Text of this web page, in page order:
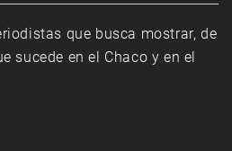
que busca mostrar, de
sucede en el Chaco y en el